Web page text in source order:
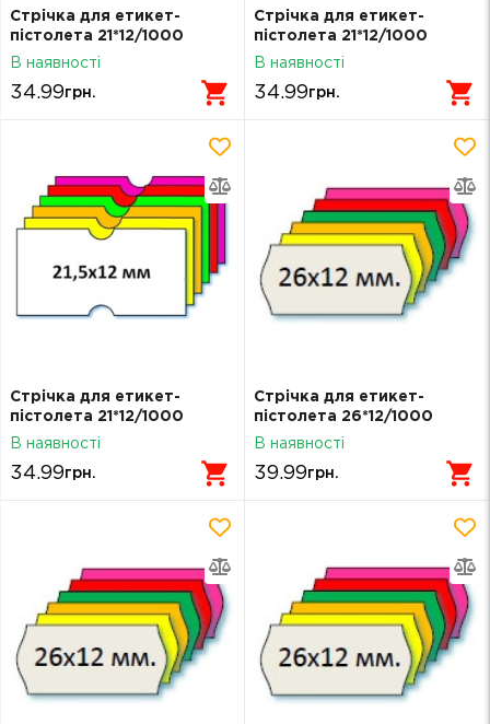
Стрічка для етикет-
пістолета 21*12/1000
зелена (22*12)
В наявності
34.99грн.
Стрічка для етикет-
пістолета 21*12/1000
жовта (22*12)
В наявності
34.99грн.
Стрічка для етикет-
пістолета 21*12/1000
помаранчева (22*12)
В наявності
34.99грн.
Стрічка для етикет-
пістолета 26*12/1000
зелена
В наявності
39.99грн.